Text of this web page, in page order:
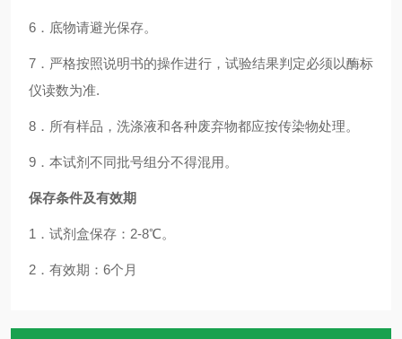
6．底物请避光保存。
7．严格按照说明书的操作进行，试验结果判定必须以酶标
仪读数为准.
8．所有样品，洗涤液和各种废弃物都应按传染物处理。
9．本试剂不同批号组分不得混用。
保存条件及有效期
1．试剂盒保存：2-8℃。
2．有效期：6个月